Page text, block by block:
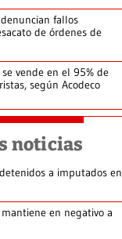
fallos
de órdenes de
vende en el 95% de
según Acodeco
noticias
a imputados en
en negativo a